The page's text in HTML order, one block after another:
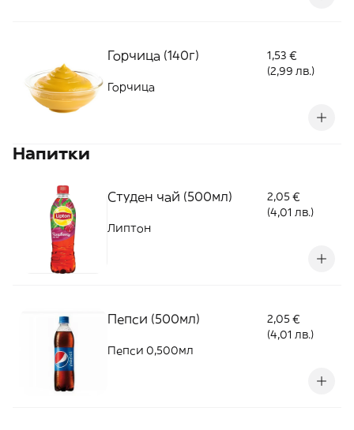
Горчица (140г)
1,53 €
(2,99 лв.)
Горчица
Напитки
Студен чай (500мл)
2,05 €
(4,01 лв.)
Липтон
Пепси (500мл)
2,05 €
(4,01 лв.)
Пепси 0,500мл